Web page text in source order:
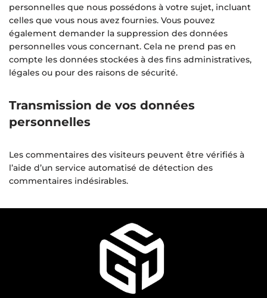
personnelles que nous possédons à votre sujet, incluant
celles que vous nous avez fournies. Vous pouvez
également demander la suppression des données
personnelles vous concernant. Cela ne prend pas en
compte les données stockées à des fins administratives,
légales ou pour des raisons de sécurité.
Transmission de vos données
personnelles
Les commentaires des visiteurs peuvent être vérifiés à
l’aide d’un service automatisé de détection des
commentaires indésirables.